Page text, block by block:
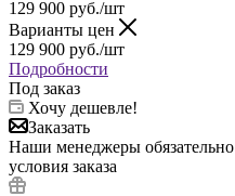
129 900 руб./шт
Варианты цен
129 900 руб./шт
Подробности
Под заказ
Хочу дешевле!
Заказать
Наши менеджеры
условия заказа